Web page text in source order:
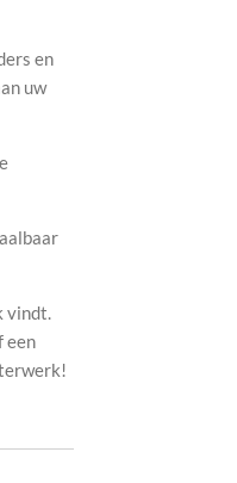
en
uw
vindt.
een